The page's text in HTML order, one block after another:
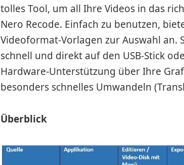
tolles Tool, um all Ihre Videos in das
Nero Recode. Einfach zu benutzen,
Videoformat-Vorlagen zur Auswahl an.
schnell und direkt auf den USB-Stick
Hardware-Unterstützung über Ihre
besonders schnelles Umwandeln
Überblick